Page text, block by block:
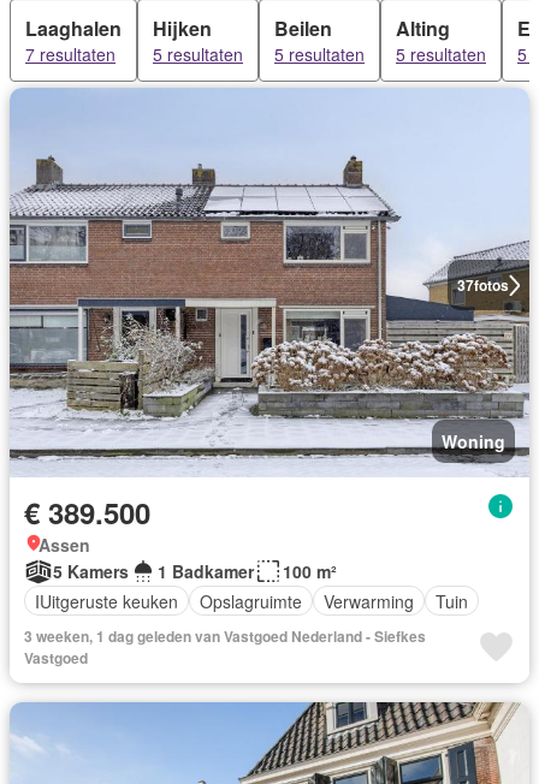
Laaghalen
7 resultaten
Hijken
5 resultaten
Beilen
5 resultaten
Alting
5 resultaten 5
37fotos
Woning
€ 389.500
Assen
5 Kamers
1 Badkamer
100 m²
IUitgeruste keuken
Opslagruimte Verwarming Tuin
3 weeken, 1 dag geleden van Vastgoed Nederland - Siefkes
Vastgoed